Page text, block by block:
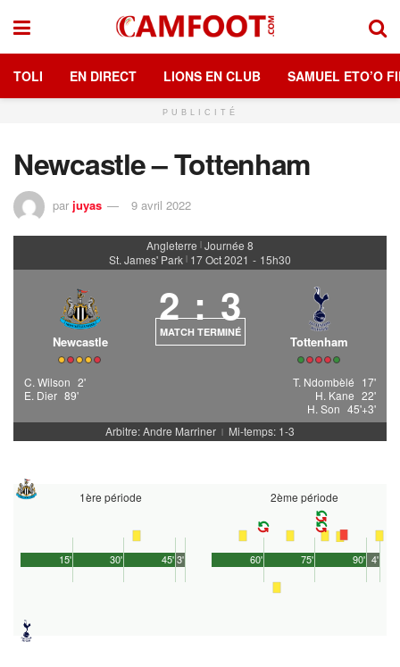
TOLI EN DIRECT LIONS EN CLUB SAMUEL ETO’O
PUBLICITÉ
Newcastle – Tottenham
par juyas 9 avril 2022
Angleterre | Journée 8
St. James' Park | 17 Oct 2021 - 15h30
Newcastle
2 : 3
MATCH TERMINÉ
Tottenham
C. Wilson 2'
E. Dier 89'
T. Ndombèlé 17'
H. Kane 22'
H. Son 45'+3'
Arbitre: Andre Marriner | Mi-temps: 1-3
1ère période
45'
15' 30' 3'
2ème période
90'
60' 75' 4'